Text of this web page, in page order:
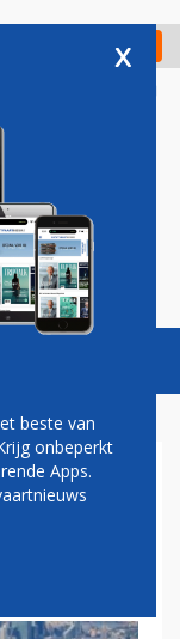
Check in
Vacatures
CITY
x
beste van
onbeperkt
Apps.